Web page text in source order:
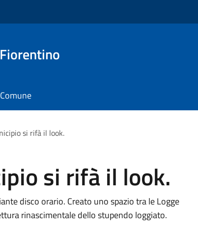
si rifà il look.
si rifà il look.
disco orario. Creato uno spazio tra le Logge
rinascimentale dello stupendo loggiato.